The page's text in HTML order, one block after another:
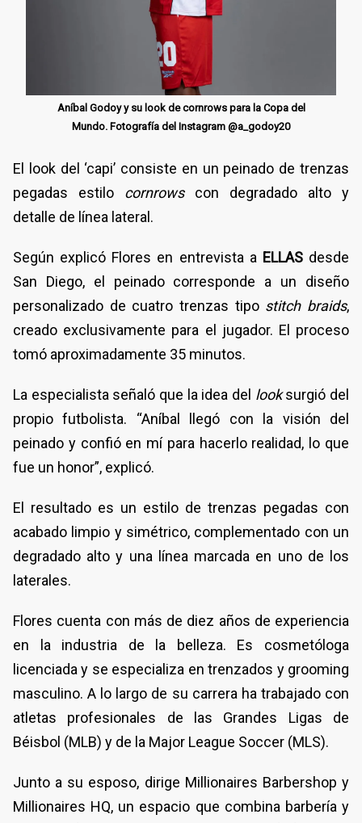
Aníbal Godoy y su look de cornrows para la Copa del
Mundo. Fotografía del Instagram @a_godoy20
El look del ‘capi’ consiste en un peinado de trenzas
pegadas estilo cornrows con degradado alto y
detalle de línea lateral.
Según explicó Flores en entrevista a ELLAS desde
San Diego, el peinado corresponde a un diseño
personalizado de cuatro trenzas tipo stitch braids,
creado exclusivamente para el jugador. El proceso
tomó aproximadamente 35 minutos.
La especialista señaló que la idea del looksurgió del
propio futbolista. “Aníbal llegó con la visión del
peinado y confió en mí para hacerlo realidad, lo que
fue un honor”, explicó.
El resultado es un estilo de trenzas pegadas con
acabado limpio y simétrico, complementado con un
degradado alto y una línea marcada en uno de los
laterales.
Flores cuenta con más de diez años de experiencia
en la industria de la belleza. Es cosmetóloga
licenciada y se especializa en trenzados y grooming
masculino. A lo largo de su carrera ha trabajado con
atletas profesionales de las Grandes Ligas de
Béisbol (MLB) y de la Major League Soccer (MLS).
Junto a su esposo, dirige Millionaires Barbershop y
Millionaires HQ, un espacio que combina barbería y